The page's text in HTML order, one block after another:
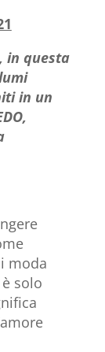
in questa
in un
moda
solo